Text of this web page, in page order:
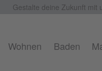
Gestalte deine Zukunft mit
Wohnen Baden